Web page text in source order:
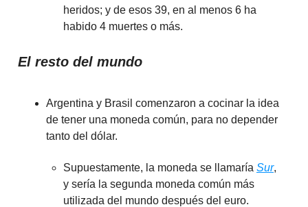
heridos; y de esos 39, en al menos 6 ha
habido 4 muertes o más.
El resto del mundo
Argentina y Brasil comenzaron a cocinar la idea
de tener una moneda común, para no depender
tanto del dólar.
Supuestamente, la moneda se llamaría Sur,
y sería la segunda moneda común más
utilizada del mundo después del euro.